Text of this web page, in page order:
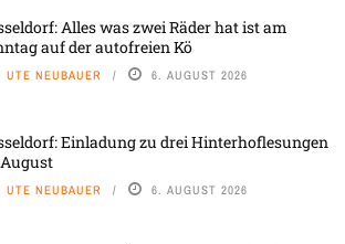
Alles was zwei Räder hat ist am
auf der autofreien Kö
UTE NEUBAUER 6. AUGUST 2026
Einladung zu drei Hinterhoflesungen
UTE NEUBAUER 6. AUGUST 2026